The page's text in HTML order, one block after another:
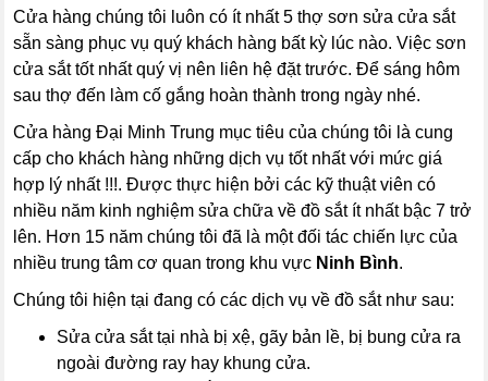
Cửa hàng chúng tôi luôn có ít nhất 5 thợ sơn sửa cửa sắt
sẵn sàng phục vụ quý khách hàng bất kỳ lúc nào. Việc sơn
cửa sắt tốt nhất quý vị nên liên hệ đặt trước. Để sáng hôm
sau thợ đến làm cố gắng hoàn thành trong ngày nhé.
Cửa hàng Đại Minh Trung mục tiêu của chúng tôi là cung
cấp cho khách hàng những dịch vụ tốt nhất với mức giá
hợp lý nhất !!!. Được thực hiện bởi các kỹ thuật viên có
nhiều năm kinh nghiệm sửa chữa về đồ sắt ít nhất bậc 7 trở
lên. Hơn 15 năm chúng tôi đã là một đối tác chiến lực của
nhiều trung tâm cơ quan trong khu vực Ninh Bình.
Chúng tôi hiện tại đang có các dịch vụ về đồ sắt như sau:
Sửa cửa sắt tại nhà bị xệ, gãy bản lề, bị bung cửa ra
ngoài đường ray hay khung cửa.